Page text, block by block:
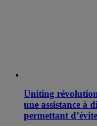
Uniting
une assistance à
permettant